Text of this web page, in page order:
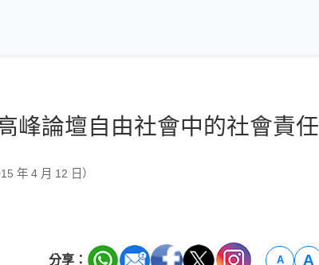
峰論壇自由社會中的社會責任
年 4 月 12 日）
分享： A A